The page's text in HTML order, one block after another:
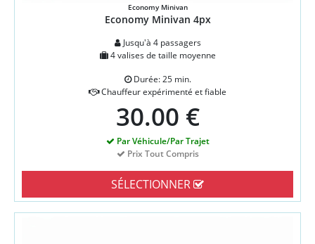
Economy Minivan
Economy Minivan 4px
Jusqu'à 4 passagers
4 valises de taille moyenne
Durée: 25 min.
Chauffeur expérimenté et fiable
30.00 €
Par Véhicule/Par Trajet
Prix Tout Compris
SÉLECTIONNER